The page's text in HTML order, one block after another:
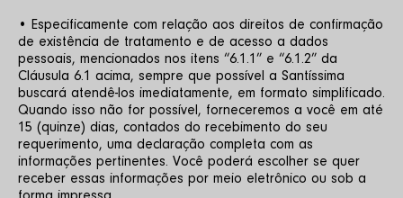
• Especificamente com relação aos direitos de confirmação
de existência de tratamento e de acesso a dados
pessoais, mencionados nos itens “6.1.1” e “6.1.2” da
Cláusula 6.1 acima, sempre que possível a Santíssima
buscará atendê-los imediatamente, em formato simplificado.
Quando isso não for possível, forneceremos a você em até
15 (quinze) dias, contados do recebimento do seu
requerimento, uma declaração completa com as
informações pertinentes. Você poderá escolher se quer
receber essas informações por meio eletrônico ou sob a